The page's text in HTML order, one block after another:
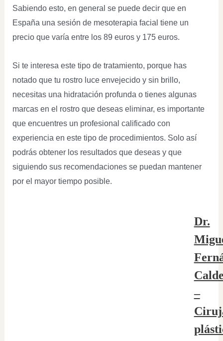
Sabiendo esto, en general se puede decir que en
España una sesión de mesoterapia facial tiene un
precio que varía entre los 89 euros y 175 euros.
Si te interesa este tipo de tratamiento, porque has
notado que tu rostro luce envejecido y sin brillo,
necesitas una hidratación profunda o tienes algunas
marcas en el rostro que deseas eliminar, es importante
que encuentres un profesional calificado con
experiencia en este tipo de procedimientos. Solo así
podrás obtener los resultados que deseas y que
siguiendo sus recomendaciones se puedan mantener
por el mayor tiempo posible.
Dr.
–